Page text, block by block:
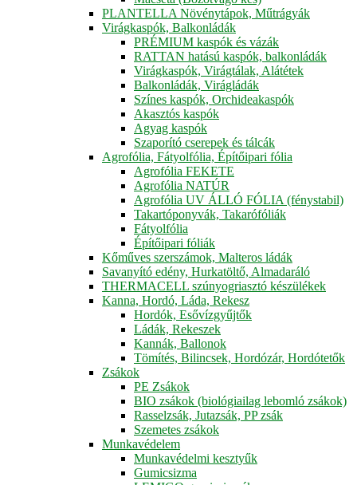
PLANTELLA Növénytápok, Műtrágyák
Virágkaspók, Balkonládák
PRÉMIUM kaspók és vázák
RATTAN hatású kaspók, balkonládák
Virágkaspók, Virágtálak, Alátétek
Balkonládák, Virágládák
Színes kaspók, Orchideakaspók
Akasztós kaspók
Agyag kaspók
Szaporító cserepek és tálcák
Agrofólia, Fátyolfólia, Építőipari fólia
Agrofólia FEKETE
Agrofólia NATÚR
Agrofólia UV ÁLLÓ FÓLIA (fénystabil)
Takartóponyvák, Takarófóliák
Fátyolfólia
Építőipari fóliák
Kőműves szerszámok, Malteros ládák
Savanyító edény, Hurkatöltő, Almadaráló
THERMACELL szúnyogriasztó készülékek
Kanna, Hordó, Láda, Rekesz
Hordók, Esővízgyűjtők
Ládák, Rekeszek
Kannák, Ballonok
Tömítés, Bilincsek, Hordózár, Hordótetők
Zsákok
PE Zsákok
BIO zsákok (biológiailag lebomló zsákok)
Rasselzsák, Jutazsák, PP zsák
Szemetes zsákok
Munkavédelem
Munkavédelmi kesztyűk
Gumicsizma